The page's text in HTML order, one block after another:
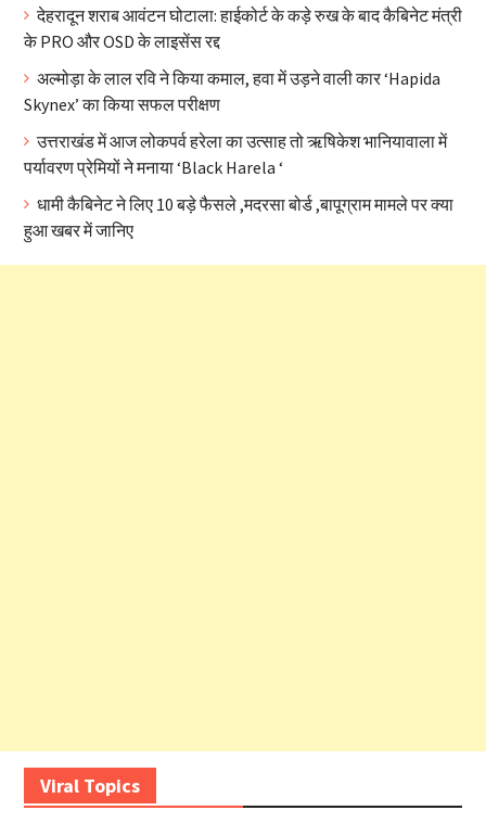
देहरादून शराब आवंटन घोटाला: हाईकोर्ट के कड़े रुख के बाद कैबिनेट मंत्री
के PRO और OSD के लाइसेंस रद्द
अल्मोड़ा के लाल रवि ने किया कमाल, हवा में उड़ने वाली कार ‘Hapida
Skynex’ का किया सफल परीक्षण
उत्तराखंड में आज लोकपर्व हरेला का उत्साह तो ऋषिकेश भानियावाला में
पर्यावरण प्रेमियों ने मनाया ‘Black Harela ‘
धामी कैबिनेट ने लिए 10 बड़े फैसले ,मदरसा बोर्ड ,बापूग्राम मामले पर क्या
हुआ खबर में जानिए
Viral Topics